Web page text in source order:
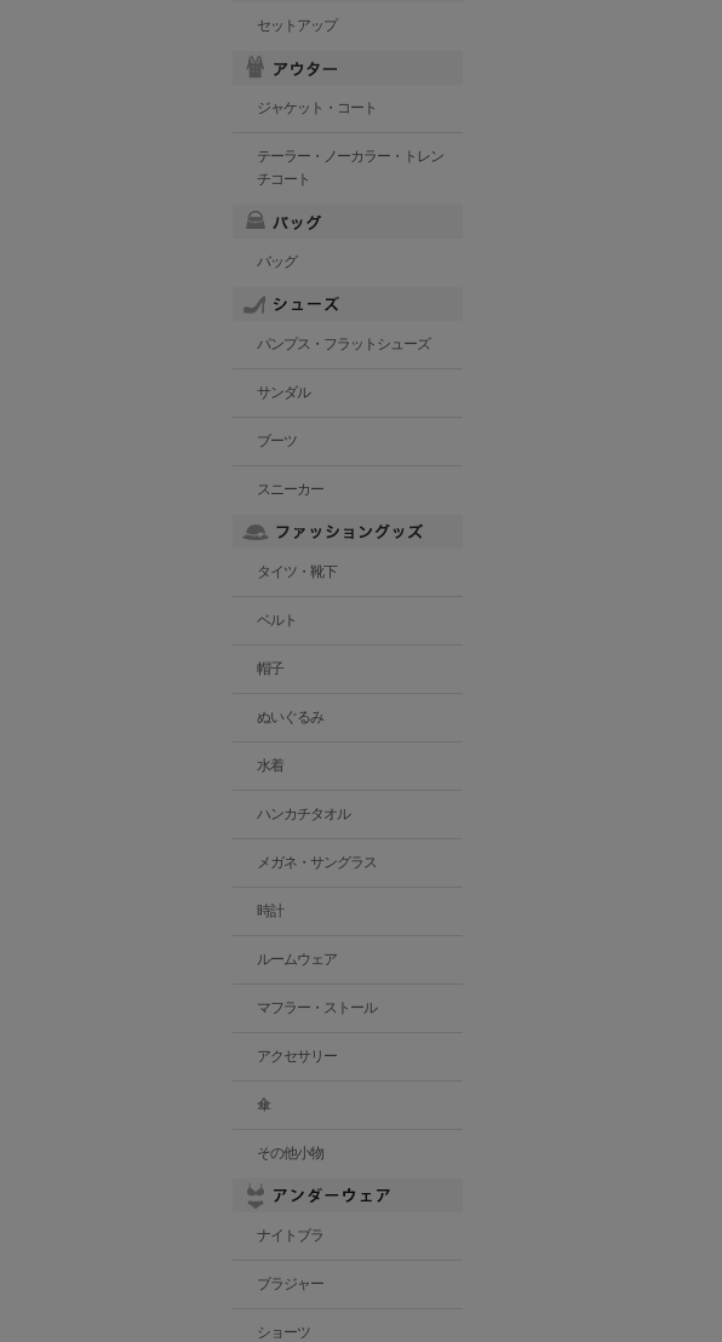
セットアップ
ジャケット・コート
テーラー・ノーカラー・トレン
チコート
バッグ
パンプス・フラットシューズ
サンダル
ブーツ
スニーカー
タイツ・靴下
ベルト
帽子
ぬいぐるみ
水着
ハンカチタオル
メガネ・サングラス
時計
ルームウェア
マフラー・ストール
アクセサリー
傘
その他小物
ナイトブラ
ブラジャー
ショーツ